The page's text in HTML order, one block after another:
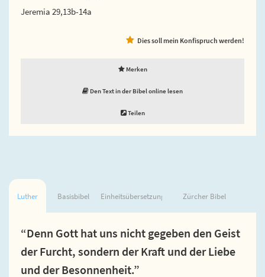
Jeremia 29,13b-14a
Dies soll mein Konfispruch werden!
Merken
Den Text in der Bibel online lesen
Teilen
Luther Basisbibel Einheitsübersetzung Zürcher Bibel
“Denn Gott hat uns nicht gegeben den Geist
der Furcht, sondern der Kraft und der Liebe
und der Besonnenheit.”